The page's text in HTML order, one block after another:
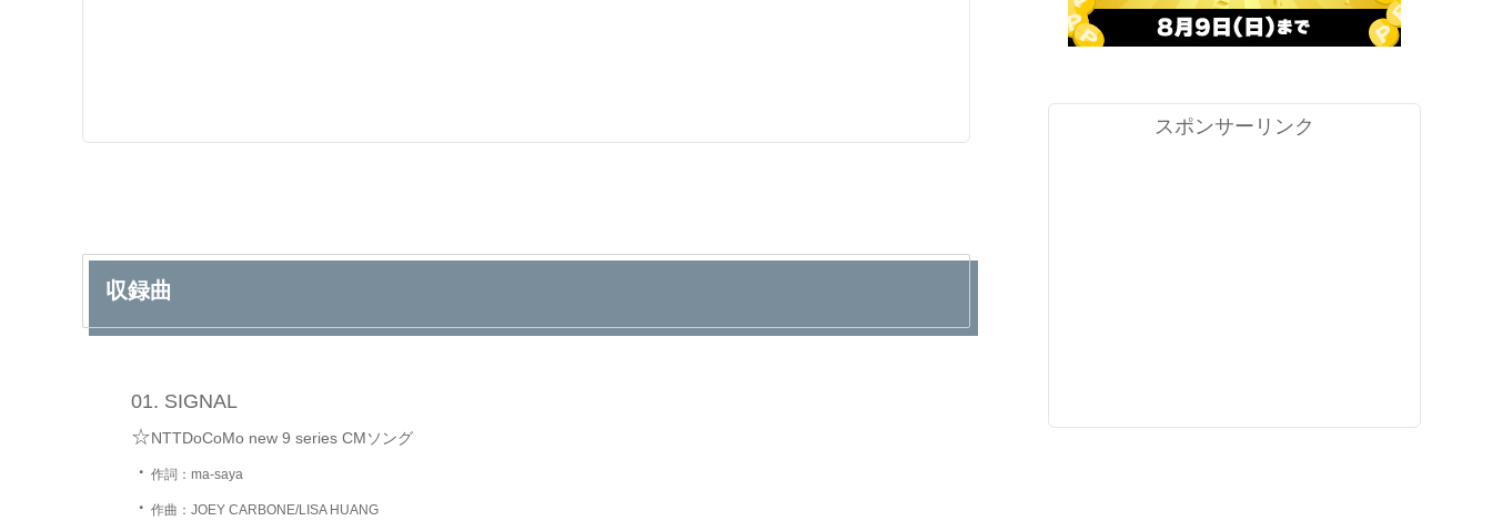
収録曲
SIGNAL
☆NTTDoCoMo new 9 series CMソング
・ 作詞：ma-saya
・ 作曲：JOEY CARBONE/LISA HUANG
スポンサーリンク